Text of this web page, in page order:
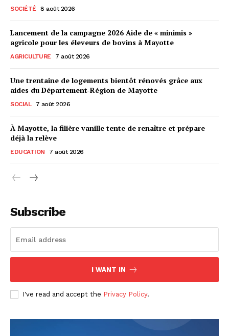
SOCIÉTÉ 8 août 2026
Lancement de la campagne 2026 Aide de « minimis »
agricole pour les éleveurs de bovins à Mayotte
AGRICULTURE 7 août 2026
Une trentaine de logements bientôt rénovés grâce aux
aides du Département-Région de Mayotte
SOCIAL 7 août 2026
À Mayotte, la filière vanille tente de renaître et prépare
déjà la relève
EDUCATION 7 août 2026
Subscribe
I WANT IN
I've read and accept the Privacy Policy.